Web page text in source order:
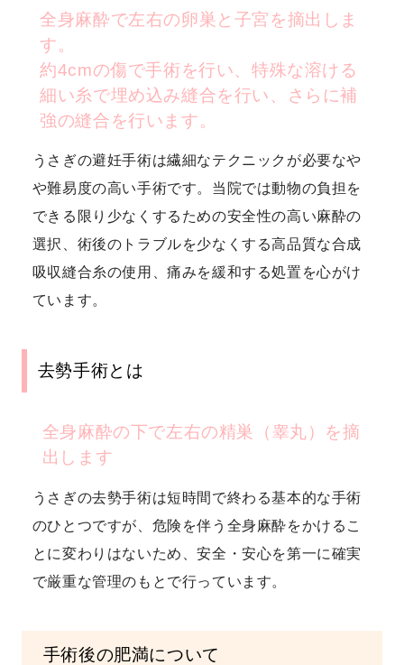
全身麻酔で左右の卵巣と子宮を摘出しま
す。
約4cmの傷で手術を行い、特殊な溶ける
細い糸で埋め込み縫合を行い、さらに補
強の縫合を行います。
うさぎの避妊手術は繊細なテクニックが必要なや
や難易度の高い手術です。当院では動物の負担を
できる限り少なくするための安全性の高い麻酔の
選択、術後のトラブルを少なくする高品質な合成
吸収縫合糸の使用、痛みを緩和する処置を心がけ
ています。
去勢手術とは
全身麻酔の下で左右の精巣（睾丸）を摘
出します
うさぎの去勢手術は短時間で終わる基本的な手術
のひとつですが、危険を伴う全身麻酔をかけるこ
とに変わりはないため、安全・安心を第一に確実
で厳重な管理のもとで行っています。
手術後の肥満について